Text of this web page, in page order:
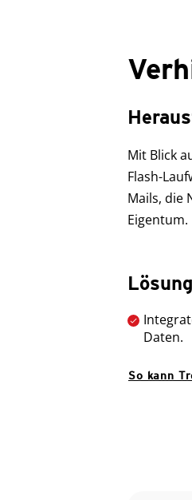
Mit Blick
Flash-
Mails, die
Eigentum.
Lösung
Daten.
So kann